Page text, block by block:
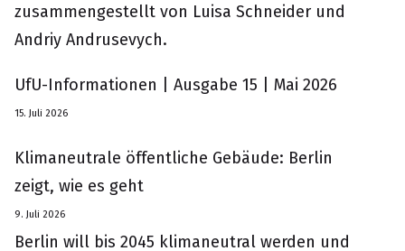
zusammengestellt von Luisa Schneider und
Andriy Andrusevych.
UfU-Informationen | Ausgabe 15 | Mai 2026
15. Juli 2026
Klimaneutrale öffentliche Gebäude: Berlin
zeigt, wie es geht
9. Juli 2026
Berlin will bis 2045 klimaneutral werden und